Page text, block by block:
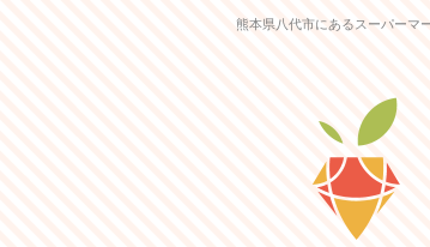
熊本県八代市にあるスーパーマ